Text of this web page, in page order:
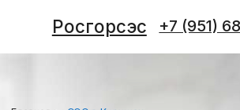
Росгорсэс +7 (951) 681-45-53
+7 (951) 681-45-53